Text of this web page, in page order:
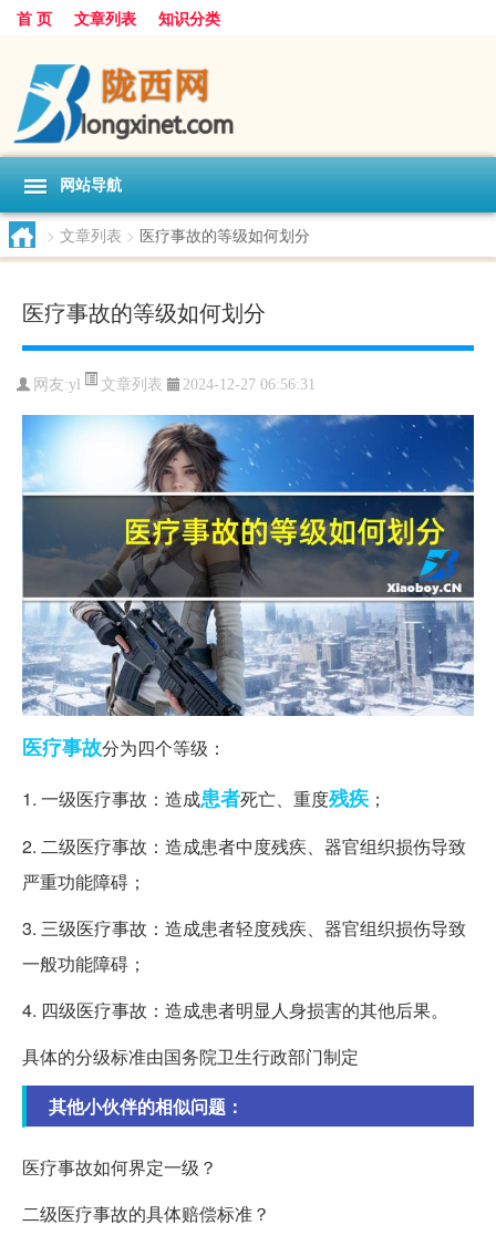
首 页 文章列表 知识分类
网站导航
> 文章列表 > 医疗事故的等级如何划分
医疗事故的等级如何划分
网友:yl 文章列表 2024-12-27 06:56:31
医疗事故分为四个等级：
1. 一级医疗事故：造成患者死亡、重度残疾 ；
2. 二级医疗事故：造成患者中度残疾、器官组织损伤导致
严重功能障碍；
3. 三级医疗事故：造成患者轻度残疾、器官组织损伤导致
一般功能障碍；
4. 四级医疗事故：造成患者明显人身损害的其他后果。
具体的分级标准由国务院卫生行政部门制定
其他小伙伴的相似问题：
医疗事故如何界定一级？
二级医疗事故的具体赔偿标准？